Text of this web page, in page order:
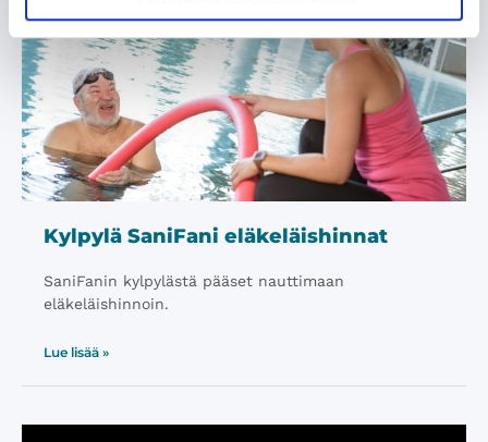
Kylpylä SaniFani eläkeläishinnat
SaniFanin kylpylästä pääset nauttimaan
eläkeläishinnoin.
Lue lisää »